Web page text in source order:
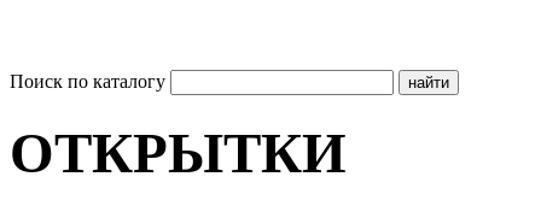
Поиск по каталогу
ОТКРЫТКИ